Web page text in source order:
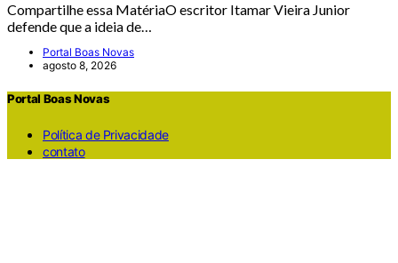
Compartilhe essa MatériaO escritor Itamar Vieira Junior
defende que a ideia de…
Portal Boas Novas
agosto 8, 2026
Portal Boas Novas
Política de Privacidade
contato